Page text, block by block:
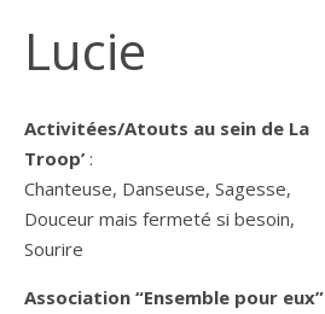
Lucie
Activitées/Atouts au sein de La
Troop’ :
Chanteuse, Danseuse, Sagesse,
Douceur mais fermeté si besoin,
Sourire
Association “Ensemble pour eux”